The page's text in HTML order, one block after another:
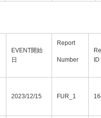
EVENT開始
日
Report
Number
ID
2023/12/15 FUR_1